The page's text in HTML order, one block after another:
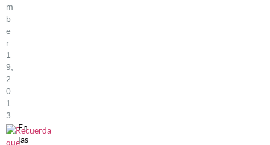
M
B
E
R
1
9,
2
0
1
3
En
las